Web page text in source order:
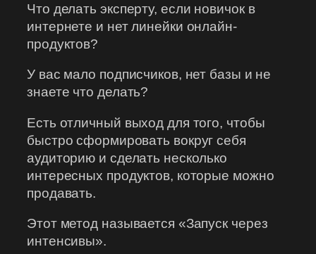
Что делать эксперту, если новичок в
интернете и нет линейки онлайн-
продуктов?
У вас мало подписчиков, нет базы и не
знаете что делать?
Есть отличный выход для того, чтобы
быстро сформировать вокруг себя
аудиторию и сделать несколько
интересных продуктов, которые можно
продавать.
Этот метод называется «Запуск через
интенсивы».